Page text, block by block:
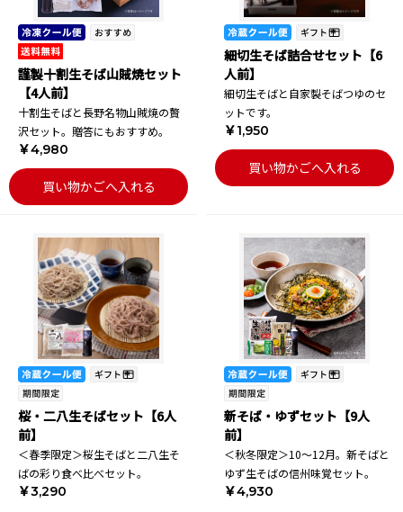
謹製十割生そば山賊焼セット
【4人前】
十割生そばと長野名物山賊焼の贅
沢セット。贈答にもおすすめ。
￥4,980
買い物かごへ入れる
細切生そば詰合せセット【6
人前】
細切生そばと自家製そばつゆのセ
ットです。
￥1,950
買い物かごへ入れる
桜・二八生そばセット【6人
前】
＜春季限定＞桜生そばと二八生そ
ばの彩り食べ比べセット。
￥3,290
新そば・ゆずセット【9人
前】
＜秋冬限定＞10～12月。新そばと
ゆず生そばの信州味覚セット。
￥4,930